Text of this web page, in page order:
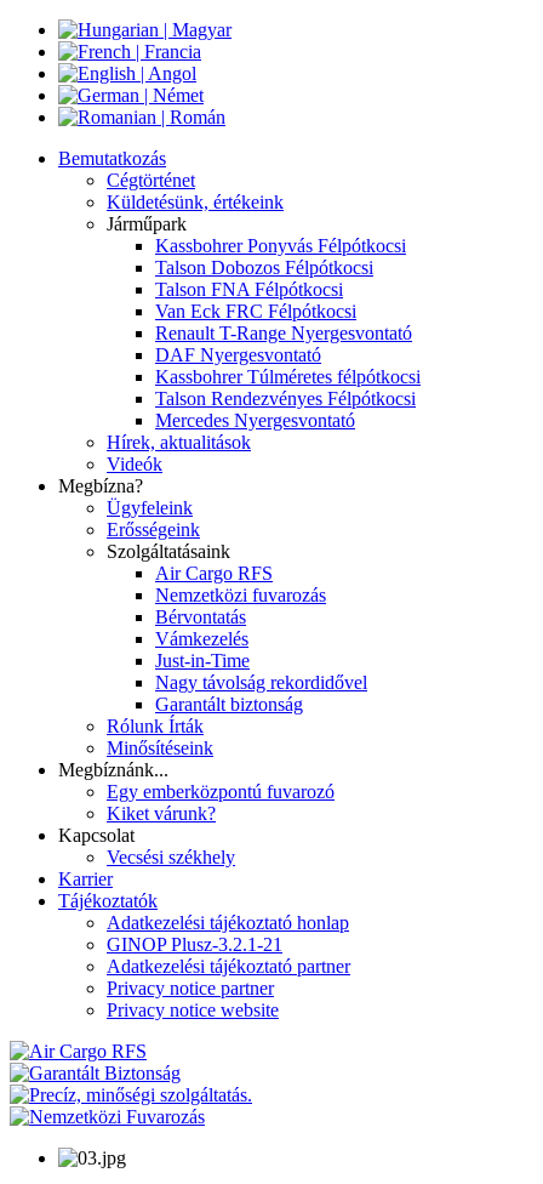
Bemutatkozás
Cégtörténet
Küldetésünk, értékeink
Járműpark
Kassbohrer Ponyvás Félpótkocsi
Talson Dobozos Félpótkocsi
Talson FNA Félpótkocsi
Van Eck FRC Félpótkocsi
Renault T-Range Nyergesvontató
DAF Nyergesvontató
Kassbohrer Túlméretes félpótkocsi
Talson Rendezvényes Félpótkocsi
Mercedes Nyergesvontató
Hírek, aktualitások
Videók
Megbízna?
Ügyfeleink
Erősségeink
Szolgáltatásaink
Air Cargo RFS
Nemzetközi fuvarozás
Bérvontatás
Vámkezelés
Just-in-Time
Nagy távolság rekordidővel
Garantált biztonság
Rólunk Írták
Minősítéseink
Megbíznánk...
Egy emberközpontú fuvarozó
Kiket várunk?
Kapcsolat
Vecsési székhely
Karrier
Tájékoztatók
Adatkezelési tájékoztató honlap
GINOP Plusz-3.2.1-21
Adatkezelési tájékoztató partner
Privacy notice partner
Privacy notice website